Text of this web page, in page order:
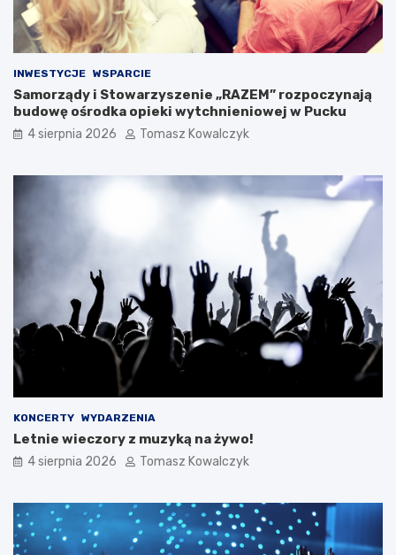
INWESTYCJE WSPARCIE
Samorządy i Stowarzyszenie „RAZEM” rozpoczynają
budowę ośrodka opieki wytchnieniowej w Pucku
4 sierpnia 2026 Tomasz Kowalczyk
KONCERTY WYDARZENIA
Letnie wieczory z muzyką na żywo!
4 sierpnia 2026 Tomasz Kowalczyk